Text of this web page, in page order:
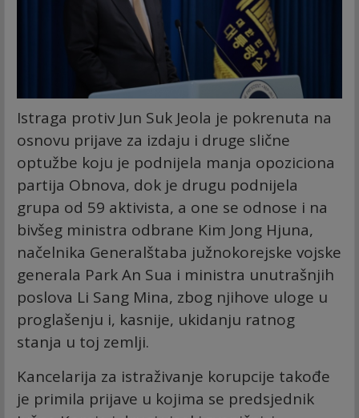
Istraga protiv Jun Suk Jeola je pokrenuta na
osnovu prijave za izdaju i druge slične
optužbe koju je podnijela manja opoziciona
partija Obnova, dok je drugu podnijela
grupa od 59 aktivista, a one se odnose i na
bivšeg ministra odbrane Kim Jong Hjuna,
načelnika Generalštaba južnokorejske vojske
generala Park An Sua i ministra unutrašnjih
poslova Li Sang Mina, zbog njihove uloge u
proglašenju i, kasnije, ukidanju ratnog
stanja u toj zemlji.
Kancelarija za istraživanje korupcije takođe
je primila prijave u kojima se predsjednik